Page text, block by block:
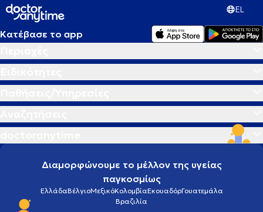
EL
Κατέβασε το app
Διαμορφώνουμε το μέλλον της υγείας
παγκοσμίως
ΕλλάδαΒέλγιοΜεξικόΚολομβίαΕκουαδόρΓουατεμάλα
Βραζιλία